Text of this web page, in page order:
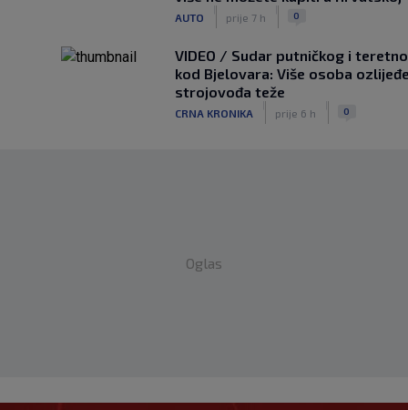
AUTO prije 7 h 0
VIDEO / Sudar putničkog i
kod Bjelovara: Više osoba
strojovođa teže
CRNA KRONIKA prije 6 h 0
Oglas